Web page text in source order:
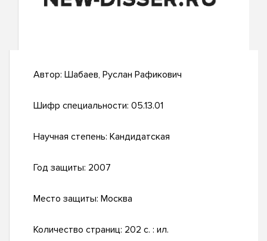
Автор: Шабаев, Руслан Рафикович
Шифр специальности: 05.13.01
Научная степень: Кандидатская
Год защиты: 2007
Место защиты: Москва
Количество страниц: 202 с. : ил.